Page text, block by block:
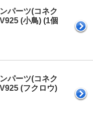
パーツ(コネク
(小鳥) (1個
パーツ(コネク
(フクロウ)